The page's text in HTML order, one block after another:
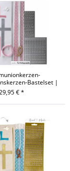
Bastelset |
Rosa-Silber
€ *